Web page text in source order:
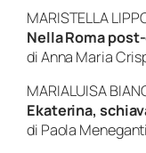
MARISTELLA
Nella Roma
di Anna Maria
MARIALUISA
Ekaterina,
di Paola Meneganti